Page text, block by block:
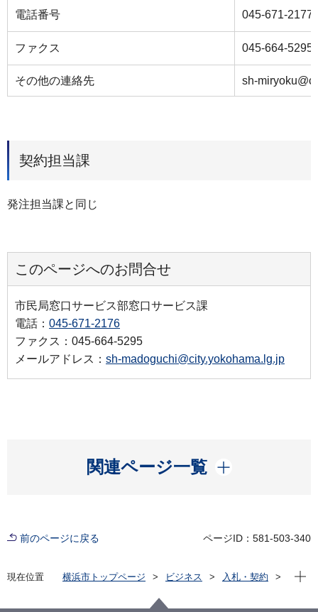
電話番号 045-671-2177
ファクス 045-664-5295
その他の連絡先 sh-
契約担当課
発注担当課と同じ
このページへのお問合せ
市民局窓口サービス部窓口サービス課
電話： 045-671-2176
ファクス：045-664-5295
メールアドレス： sh-madoguchi@city.yokohama.lg.jp
関連ページ一覧
開く
前のページに戻る ページID：581-503-340
現在位置 横浜市トップページ ビジネス
入札・契約
現在